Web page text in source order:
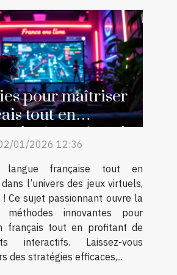
pour maîtriser
tout en
les jeux virtuels
01/2026 12:36
langue française tout en
l’univers des jeux virtuels,
! Ce sujet passionnant ouvre la
innovantes pour
français tout en profitant de
interactifs. Laissez-vous
des stratégies efficaces,...